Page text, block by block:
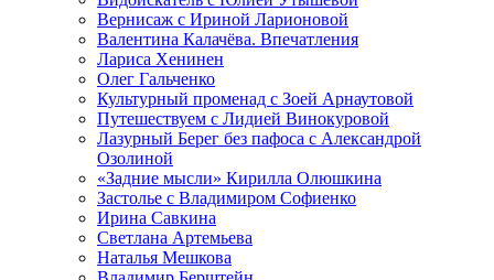
Вернисаж с Ириной Ларионовой
Валентина Калачёва. Впечатления
Лариса Хенинен
Олег Гальченко
Культурный променад с Зоей Арнаутовой
Путешествуем с Лидией Винокуровой
Лазурный Берег без пафоса с Александрой
Озолиной
«Задние мысли» Кирилла Олюшкина
Застолье с Владимиром Софиенко
Ирина Савкина
Светлана Артемьева
Наталья Мешкова